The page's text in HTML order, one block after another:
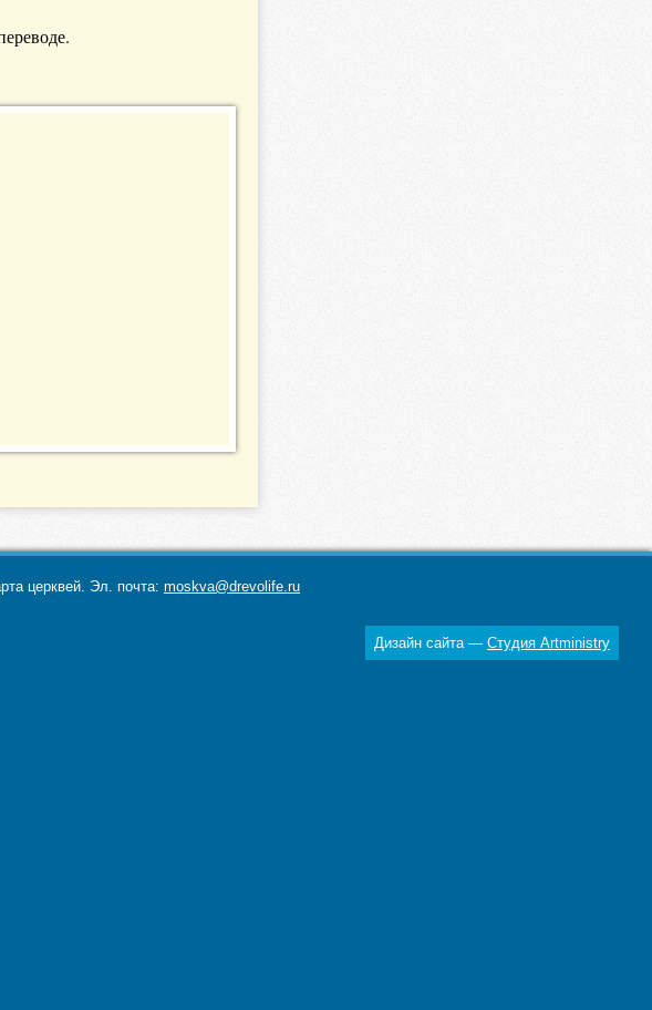
церквей. Эл. почта: moskva@drevolife.ru
Дизайн сайта — Студия Artministry